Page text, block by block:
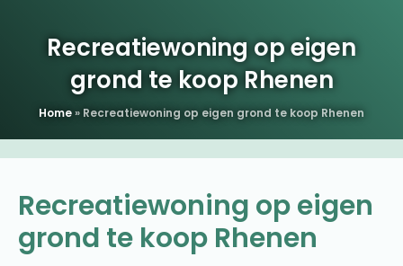
Recreatiewoning op eigen
grond te koop Rhenen
Home» Recreatiewoning op eigen grond te koop Rhenen
Recreatiewoning op eigen
grond te koop Rhenen